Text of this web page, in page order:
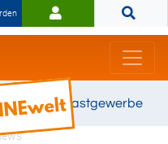
für das Gastgewerbe